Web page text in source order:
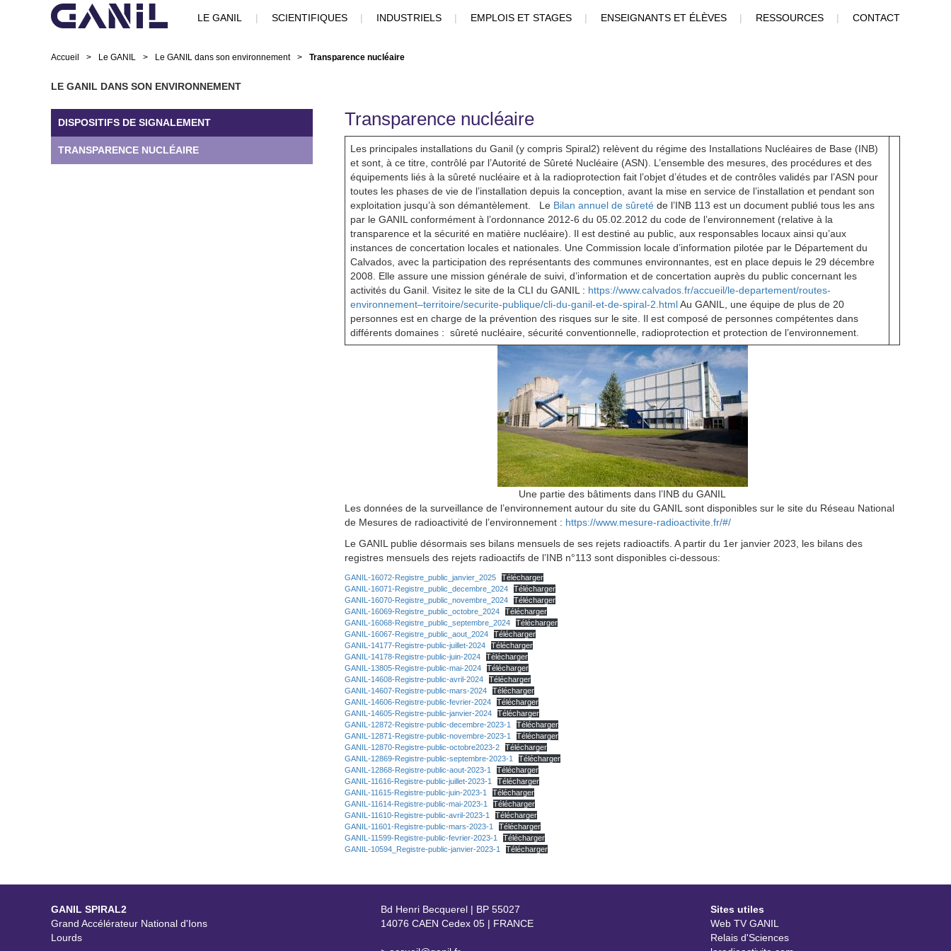
LE GANIL | SCIENTIFIQUES | INDUSTRIELS | EMPLOIS ET STAGES | ENSEIGNANTS ET ÉLÈVES | RESSOURCES | CONTACT
Accueil > Le GANIL > Le GANIL dans son environnement > Transparence nucléaire
LE GANIL DANS SON ENVIRONNEMENT
DISPOSITIFS DE SIGNALEMENT
TRANSPARENCE NUCLÉAIRE
Transparence nucléaire
Les principales installations du Ganil (y compris Spiral2) relèvent du régime des Installations Nucléaires de Base (INB)
et sont, à ce titre, contrôlé par l’Autorité de Sûreté Nucléaire (ASN). L’ensemble des mesures, des procédures et des
équipements liés à la sûreté nucléaire et à la radioprotection fait l’objet d’études et de contrôles validés par l’ASN pour
toutes les phases de vie de l’installation depuis la conception, avant la mise en service de l’installation et pendant son
exploitation jusqu’à son démantèlement. Le Bilan annuel de sûreté de l’INB 113 est un document publié tous les ans
par le GANIL conformément à l’ordonnance 2012-6 du 05.02.2012 du code de l’environnement (relative à la
transparence et la sécurité en matière nucléaire). Il est destiné au public, aux responsables locaux ainsi qu’aux
instances de concertation locales et nationales. Une Commission locale d’information pilotée par le Département du
Calvados, avec la participation des représentants des communes environnantes, est en place depuis le 29 décembre
2008. Elle assure une mission générale de suivi, d’information et de concertation auprès du public concernant les
activités du Ganil. Visitez le site de la CLI du GANIL : https://www.calvados.fr/accueil/le-departement/routes-
environnement–territoire/securite-publique/cli-du-ganil-et-de-spiral-2.htmlAu GANIL, une équipe de plus de 20
personnes est en charge de la prévention des risques sur le site. Il est composé de personnes compétentes dans
différents domaines : sûreté nucléaire, sécurité conventionnelle, radioprotection et protection de l’environnement.
Une partie des bâtiments dans l’INB du GANIL
Les données de la surveillance de l’environnement autour du site du GANIL sont disponibles sur le site du Réseau National
de Mesures de radioactivité de l’environnement : https://www.mesure-radioactivite.fr/#/
Le GANIL publie désormais ses bilans mensuels de ses rejets radioactifs. A partir du 1er janvier 2023, les bilans des
registres mensuels des rejets radioactifs de l’INB n°113 sont disponibles ci-dessous:
GANIL-16072-Registre_public_janvier_2025
Télécharger
GANIL-16071-Registre_public_decembre_2024
Télécharger
GANIL-16070-Registre_public_novembre_2024
Télécharger
GANIL-16069-Registre_public_octobre_2024
Télécharger
GANIL-16068-Registre_public_septembre_2024
Télécharger
GANIL-16067-Registre_public_aout_2024
Télécharger
GANIL-14177-Registre-public-juillet-2024
Télécharger
GANIL-14178-Registre-public-juin-2024
Télécharger
GANIL-13805-Registre-public-mai-2024
Télécharger
GANIL-14608-Registre-public-avril-2024
Télécharger
GANIL-14607-Registre-public-mars-2024
Télécharger
GANIL-14606-Registre-public-fevrier-2024
Télécharger
GANIL-14605-Registre-public-janvier-2024
Télécharger
GANIL-12872-Registre-public-decembre-2023-1
Télécharger
GANIL-12871-Registre-public-novembre-2023-1
Télécharger
GANIL-12870-Registre-public-octobre2023-2
Télécharger
GANIL-12869-Registre-public-septembre-2023-1
Télécharger
GANIL-12868-Registre-public-aout-2023-1
Télécharger
GANIL-11616-Registre-public-juillet-2023-1
Télécharger
GANIL-11615-Registre-public-juin-2023-1
Télécharger
GANIL-11614-Registre-public-mai-2023-1
Télécharger
GANIL-11610-Registre-public-avril-2023-1
Télécharger
GANIL-11601-Registre-public-mars-2023-1
Télécharger
GANIL-11599-Registre-public-fevrier-2023-1
Télécharger
GANIL-10594_Registre-public-janvier-2023-1
Télécharger
GANIL SPIRAL2
Grand Accélérateur National d'Ions
Lourds
Bd Henri Becquerel | BP 55027
14076 CAEN Cedex 05 | FRANCE
Sites utiles
Web TV GANIL
Relais d'Sciences